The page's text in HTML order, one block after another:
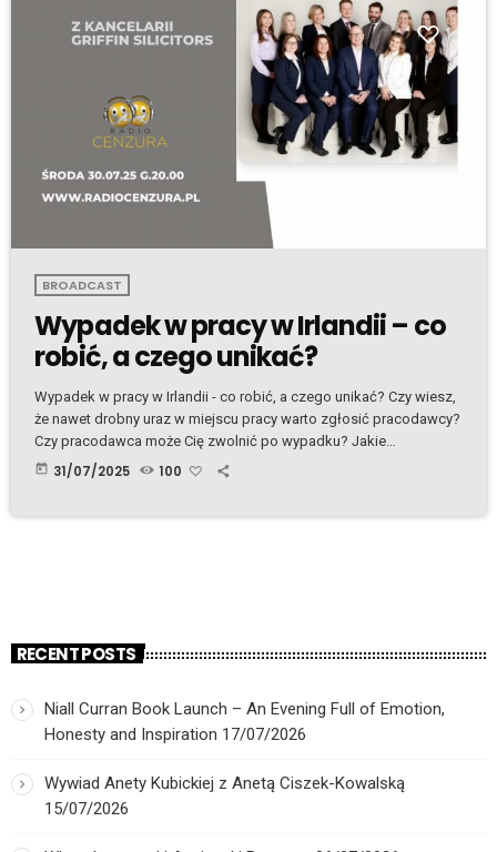
BROADCAST
Wypadek w pracy w Irlandii – co
robić, a czego unikać?
Wypadek w pracy w Irlandii - co robić, a czego unikać? Czy wiesz,
że nawet drobny uraz w miejscu pracy warto zgłosić pracodawcy?
Czy pracodawca może Cię zwolnić po wypadku? Jakie
świadczenia Ci przysługują i czy masz prawo do
today 31/07/2025 100
RECENT POSTS
Niall Curran Book Launch – An Evening Full of Emotion,
Honesty and Inspiration 17/07/2026
Wywiad Anety Kubickiej z Anetą Ciszek-Kowalską
15/07/2026